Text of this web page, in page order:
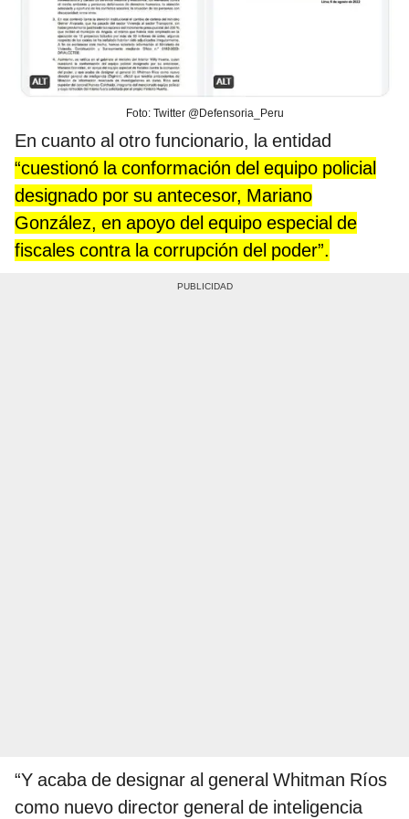
Foto: Twitter @Defensoria_Peru
En cuanto al otro funcionario, la entidad
“cuestionó la conformación del equipo policial
designado por su antecesor, Mariano
González, en apoyo del equipo especial de
fiscales contra la corrupción del poder”.
“Y acaba de designar al general Whitman Ríos
como nuevo director general de inteligencia